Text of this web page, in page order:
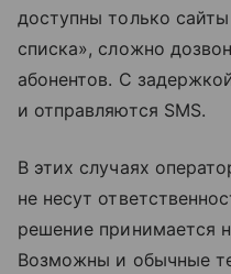
доступны только
списка», сложно
абонентов. С
и отправляются SMS.
В этих случаях
не несут
решение принимается
Возможны и обычные